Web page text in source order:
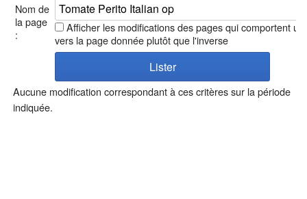
Nom de
la page
:
Afficher les modifications des pages qui comportent un
vers la page donnée plutôt que l'inverse
Aucune modification correspondant à ces critères sur la période
indiquée.